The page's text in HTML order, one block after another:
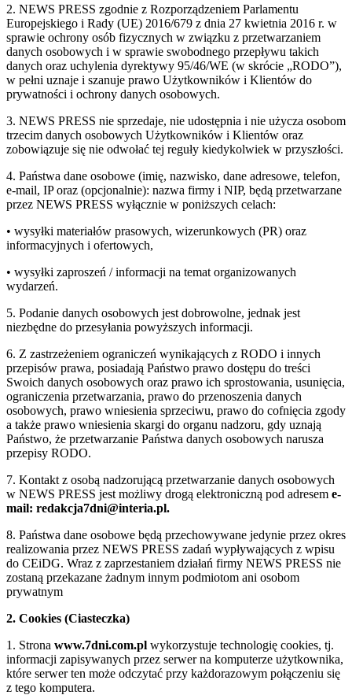
2. NEWS PRESS zgodnie z Rozporządzeniem Parlamentu
Europejskiego i Rady (UE) 2016/679 z dnia 27 kwietnia 2016 r. w
sprawie ochrony osób fizycznych w związku z przetwarzaniem
danych osobowych i w sprawie swobodnego przepływu takich
danych oraz uchylenia dyrektywy 95/46/WE (w skrócie „RODO”),
w pełni uznaje i szanuje prawo Użytkowników i Klientów do
prywatności i ochrony danych osobowych.
3. NEWS PRESS nie sprzedaje, nie udostępnia i nie użycza osobom
trzecim danych osobowych Użytkowników i Klientów oraz
zobowiązuje się nie odwołać tej reguły kiedykolwiek w przyszłości.
4. Państwa dane osobowe (imię, nazwisko, dane adresowe, telefon,
e-mail, IP oraz (opcjonalnie): nazwa firmy i NIP, będą przetwarzane
przez NEWS PRESS wyłącznie w poniższych celach:
• wysyłki materiałów prasowych, wizerunkowych (PR) oraz
informacyjnych i ofertowych,
• wysyłki zaproszeń / informacji na temat organizowanych
wydarzeń.
5. Podanie danych osobowych jest dobrowolne, jednak jest
niezbędne do przesyłania powyższych informacji.
6. Z zastrzeżeniem ograniczeń wynikających z RODO i innych
przepisów prawa, posiadają Państwo prawo dostępu do treści
Swoich danych osobowych oraz prawo ich sprostowania, usunięcia,
ograniczenia przetwarzania, prawo do przenoszenia danych
osobowych, prawo wniesienia sprzeciwu, prawo do cofnięcia zgody
a także prawo wniesienia skargi do organu nadzoru, gdy uznają
Państwo, że przetwarzanie Państwa danych osobowych narusza
przepisy RODO.
7. Kontakt z osobą nadzorującą przetwarzanie danych osobowych
w NEWS PRESS jest możliwy drogą elektroniczną pod adresem e-
mail: redakcja7dni@interia.pl.
8. Państwa dane osobowe będą przechowywane jedynie przez okres
realizowania przez NEWS PRESS zadań wypływających z wpisu
do CEiDG. Wraz z zaprzestaniem działań firmy NEWS PRESS nie
zostaną przekazane żadnym innym podmiotom ani osobom
prywatnym
2. Cookies (Ciasteczka)
1. Strona www.7dni.com.pl wykorzystuje technologię cookies, tj.
informacji zapisywanych przez serwer na komputerze użytkownika,
które serwer ten może odczytać przy każdorazowym połączeniu się
z tego komputera.